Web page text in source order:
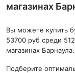
магазинах
Вы можете купить
53700 руб среди
магазинах Барнаула.
Подберите